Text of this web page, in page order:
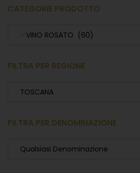
CATEGORIE PRODOTTO
VINO ROSATO (60)
FILTRA PER REGIONE
TOSCANA
FILTRA PER DENOMINAZIONE
Qualsiasi Denominazione